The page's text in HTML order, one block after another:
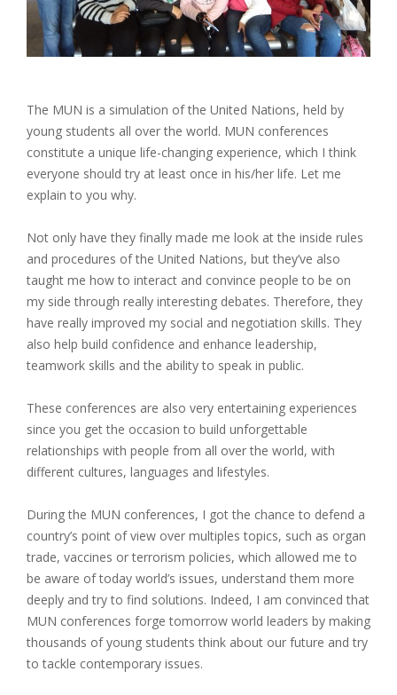
The MUN is a simulation of the United Nations, held by
young students all over the world. MUN conferences
constitute a unique life-changing experience, which I think
everyone should try at least once in his/her life. Let me
explain to you why.
Not only have they finally made me look at the inside rules
and procedures of the United Nations, but they’ve also
taught me how to interact and convince people to be on
my side through really interesting debates. Therefore, they
have really improved my social and negotiation skills. They
also help build confidence and enhance leadership,
teamwork skills and the ability to speak in public.
These conferences are also very entertaining experiences
since you get the occasion to build unforgettable
relationships with people from all over the world, with
different cultures, languages and lifestyles.
During the MUN conferences, I got the chance to defend a
country’s point of view over multiples topics, such as organ
trade, vaccines or terrorism policies, which allowed me to
be aware of today world’s issues, understand them more
deeply and try to find solutions. Indeed, I am convinced that
MUN conferences forge tomorrow world leaders by making
thousands of young students think about our future and try
to tackle contemporary issues.